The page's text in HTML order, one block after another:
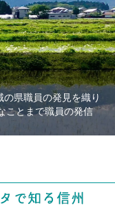
県職員の発見を織り
ことまで職員の発信